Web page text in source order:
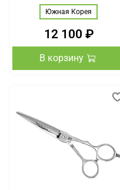
Южная Корея
12 100 ₽
В корзину